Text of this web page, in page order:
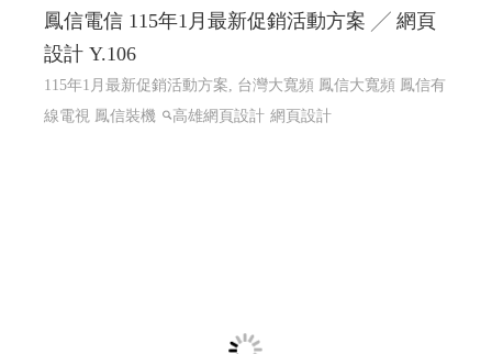
鳳信電信 115年1月最新促銷活動方案 ╱ 網頁
設計 Y.106
115年1月最新促銷活動方案, 台灣大寬頻 鳳信大寬頻 鳳信有
線電視 鳳信裝機
高雄網頁設計 網頁設計